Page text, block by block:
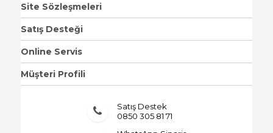
Site Sözleşmeleri
Satış Desteği
Online Servis
Müşteri Profili
Satış Destek
0850 305 81 71